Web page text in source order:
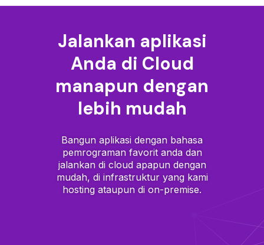
Jalankan aplikasi
Anda di Cloud
manapun dengan
lebih mudah
Bangun aplikasi dengan bahasa
pemrograman favorit anda dan
jalankan di cloud apapun dengan
mudah, di infrastruktur yang kami
hosting ataupun di on-premise.